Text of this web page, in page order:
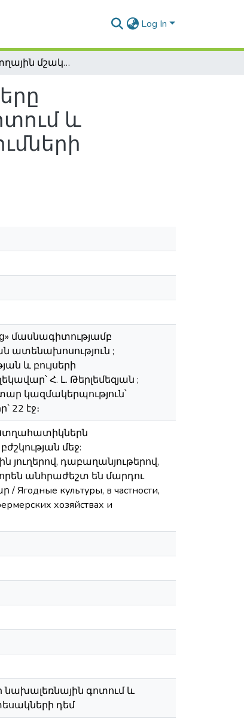
Log In
Հատապտղային մշակաբույսերի վնասատուները Արարատյան հարթավայրի նախալեռնային գոտում և էկոլոգիապես անվտանգ պացքարի միջոցառումների մշակումը հիմնական տեսակների դեմ
և
մասնագիտությամբ
ատենախոսություն ;
և բույսերի
Հ. Լ. Թերլեմեզյան ;
կազմակերպություն՝
էջ։
մեջ:
յուղերով, դաբաղանյութերով,
անհրաժեշտ են մարդու
культуры, в частности,
хозяйствах и
գոտում և
դեմ